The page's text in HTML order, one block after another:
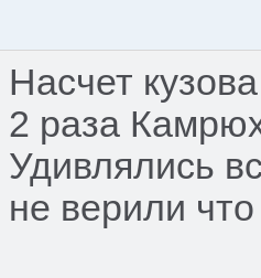
Насчет
2 раза
Удивлялись
не верили